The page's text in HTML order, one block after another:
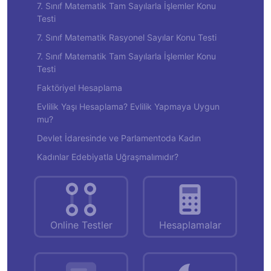
7. Sınıf Matematik Tam Sayılarla İşlemler Konu
Testi
7. Sınıf Matematik Rasyonel Sayılar Konu Testi
7. Sınıf Matematik Tam Sayılarla İşlemler Konu
Testi
Faktöriyel Hesaplama
Evlilik Yaşı Hesaplama? Evlilik Yapmaya Uygun
mu?
Devlet İdaresinde ve Parlamentoda Kadın
Kadınlar Edebiyatla Uğraşmalımıdır?
Online Testler Hesaplamalar